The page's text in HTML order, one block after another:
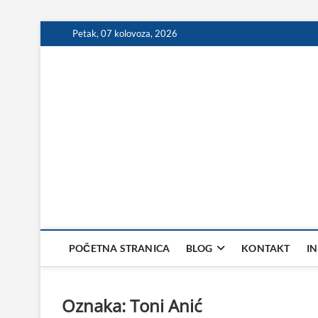
to
Petak, 07 kolovoza, 2026
POČETNA STRANICA BLOG KONTAKT
Oznaka:Toni Anić